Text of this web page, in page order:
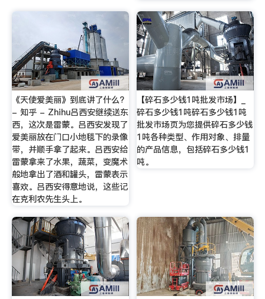
《天使爱美丽》到底讲了什么?
- 知乎 - Zhihu吕西安继续送东
西，这次是雷蒙。吕西安发现了
爱美丽放在门口小地毯下的录像
带，并顺手拿了起来。吕西安给
雷蒙拿来了水果，蔬菜，变魔术
般地拿出了酒和罐头，雷蒙表示
喜欢。吕西安得意地说，这些记
在克利农先生头上。
【碎石多少钱1吨批发市场】_
碎石多少钱1吨碎石多少钱1吨
批发市场页为您提供碎石多少钱
1吨各种类型、作用对象、排量
的产品信息，包括碎石多少钱1
吨。